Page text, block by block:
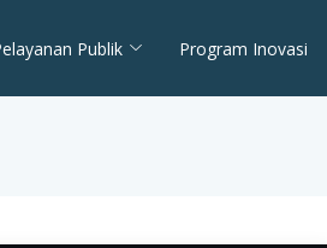
Publik Program Inovasi